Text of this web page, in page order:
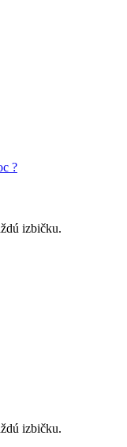
?
izbičku.
izbičku.